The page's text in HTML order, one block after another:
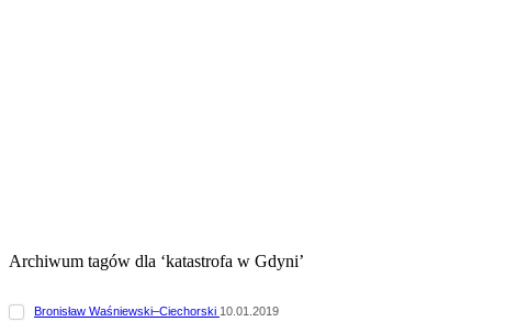
Archiwum tagów dla ‘katastrofa w Gdyni’
Bronisław Waśniewski–Ciechorski 10.01.2019